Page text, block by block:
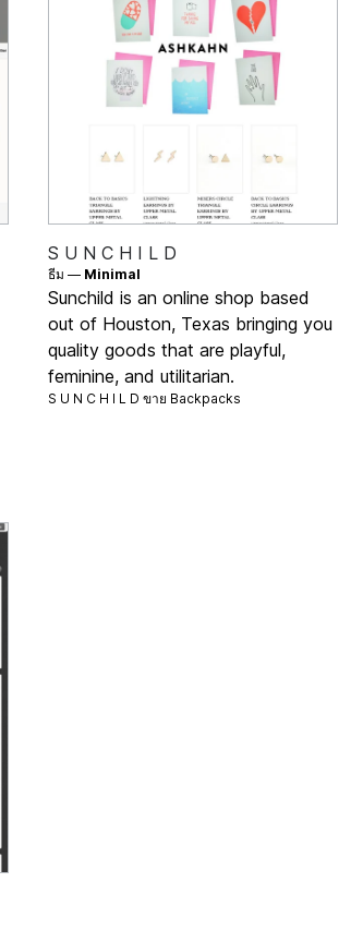
S U N C H I L D
ธีม — Minimal
Sunchild is an online shop based
out of Houston, Texas bringing you
quality goods that are playful,
feminine, and utilitarian.
S U N C H I L D ขาย Backpacks